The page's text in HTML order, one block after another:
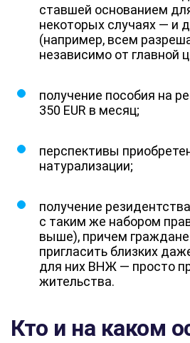
ставшей основанием
некоторых случаях — и
(например, всем
независимо от главной
получение пособия на
350 EUR в месяц;
перспективы
натурализации;
получение
с таким же набором
выше), причем
пригласить близких
для них ВНЖ — просто
жительства.
Кто и на каком